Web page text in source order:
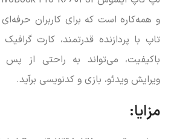
و همه‌کاره است که برای کاربران
تاپ با پردازنده قدرتمند، کارت
باکیفیت، می‌تواند به راحتی از پس
ویرایش ویدئو، بازی و کدنویسی برآید.
مزایا: